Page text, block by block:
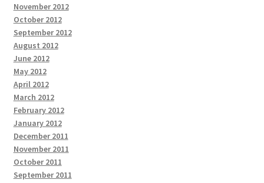
November 2012
October 2012
September 2012
August 2012
June 2012
May 2012
April 2012
March 2012
February 2012
January 2012
December 2011
November 2011
October 2011
September 2011